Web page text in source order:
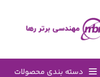
دسته بندی محصولات